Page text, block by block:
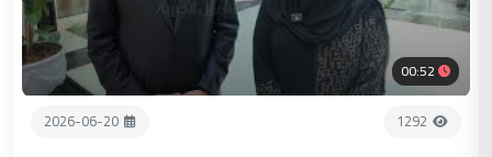
00:52
1292
2026-06-20